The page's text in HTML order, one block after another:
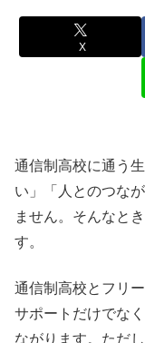
X
通信制高校に通う
い」「人とのつな
ません。そんなと
す。
通信制高校とフリ
サポートだけでな
ながります。ただ